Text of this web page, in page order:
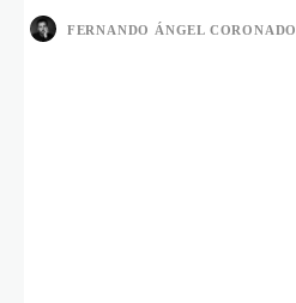
FERNANDO ÁNGEL CORONADO